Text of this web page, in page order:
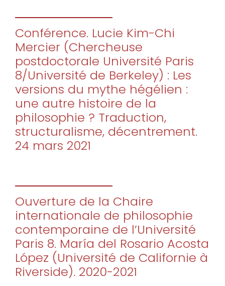
Conférence. Lucie Kim-Chi
Mercier (Chercheuse
postdoctorale Université Paris
8/Université de Berkeley) : Les
versions du mythe hégélien :
une autre histoire de la
philosophie ? Traduction,
structuralisme, décentrement.
24 mars 2021
Ouverture de la Chaire
internationale de philosophie
contemporaine de l’Université
Paris 8. María del Rosario Acosta
López (Université de Californie à
Riverside). 2020-2021